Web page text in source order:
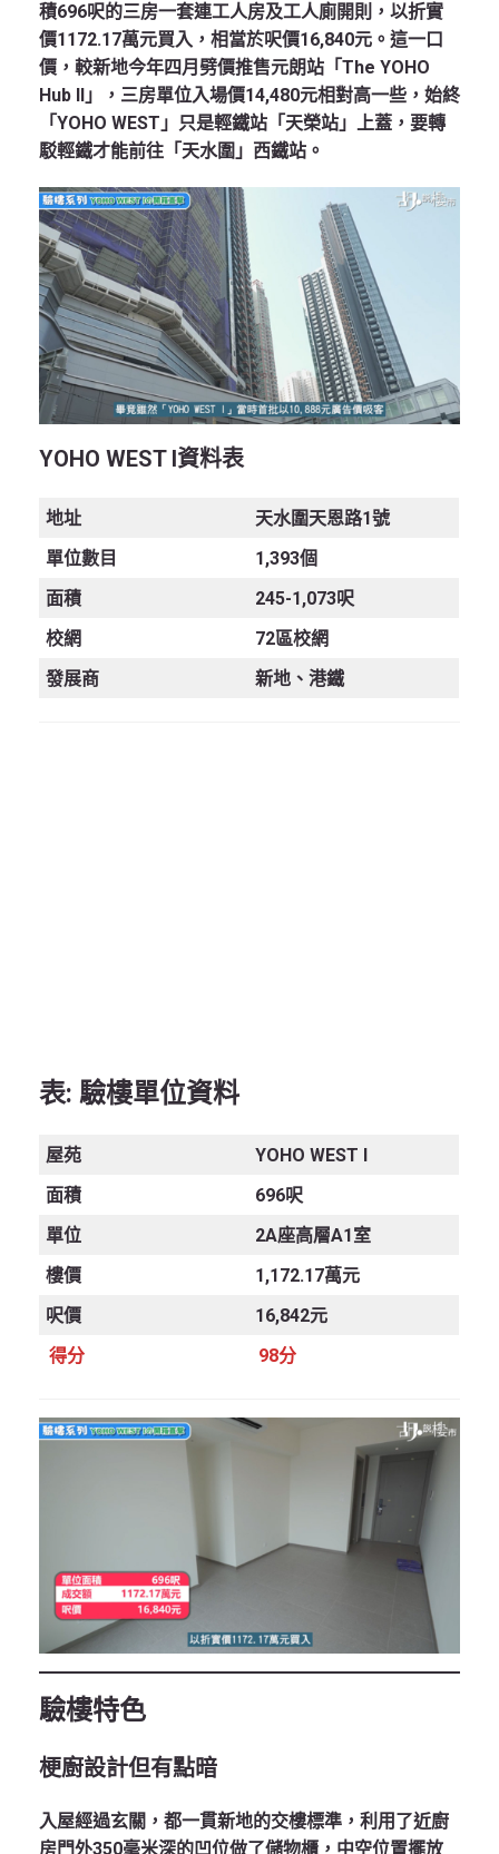
積696呎的三房一套連工人房及工人廁開則，以折實
價1172.17萬元買入，相當於呎價16,840元。這一口
價，較新地今年四月劈價推售元朗站「The YOHO
Hub II」，三房單位入場價14,480元相對高一些，始終
「YOHO WEST」只是輕鐵站「天榮站」上蓋，要轉
駁輕鐵才能前往「天水圍」西鐵站。
YOHO WEST I資料表
地址
天水圍天恩路1號
單位數目
1,393個
面積
245-1,073呎
校網
72區校網
發展商
新地、港鐵
表: 驗樓單位資料
屋苑
YOHO WEST I
面積
696呎
單位
2A座高層A1室
樓價
1,172.17萬元
呎價
16,842元
得分
98分
驗樓特色
梗廚設計但有點暗
入屋經過玄關，都一貫新地的交樓標準，利用了近廚
房門外350毫米深的凹位做了儲物櫃，中空位置擺放